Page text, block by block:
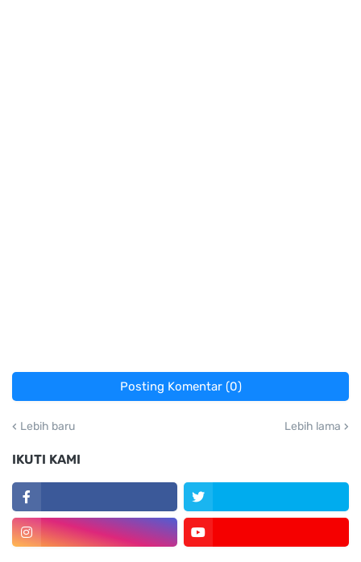
Posting Komentar (0)
Lebih baru Lebih lama
IKUTI KAMI